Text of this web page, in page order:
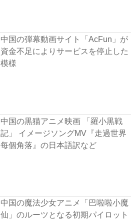
中国の弾幕動画サイト「AcFun」が
資金不足によりサービスを停止した
模様
中国の黒猫アニメ映画 「羅小黒戦
記」 イメージソングMV『走過世界
每個角落』の日本語訳など
中国の魔法少女アニメ「巴啦啦小魔
仙」のルーツとなる初期パイロット